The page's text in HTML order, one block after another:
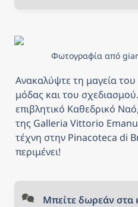
Φωτογραφία από
Ανακαλύψτε τη μαγεία
μόδας και του
επιβλητικό Καθεδρικό
της Galleria Vittorio
τέχνη στην Pinacoteca di
περιμένει!
Μπείτε δωρεάν στα